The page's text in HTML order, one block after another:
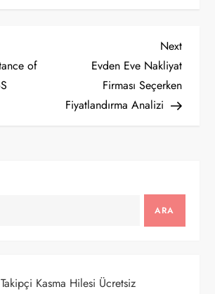
of
Next
Post
Next
Evden Eve Nakliyat
Firması Seçerken
Fiyatlandırma Analizi
ARA
Kasma Hilesi Ücretsiz